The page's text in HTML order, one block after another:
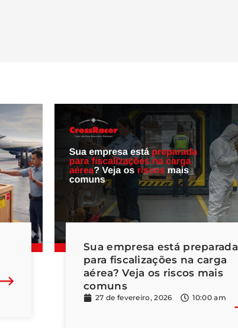
Sua empresa está preparada
para fiscalizações na carga
aérea? Veja os riscos mais
comuns
27 de fevereiro, 2026 10:00 am